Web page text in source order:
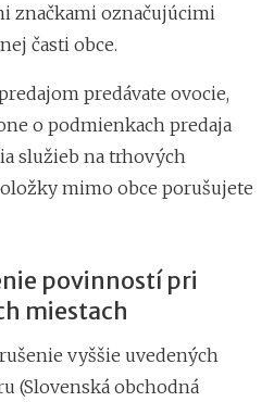
značkami označujúcimi
časti obce.
predávate ovocie,
o podmienkach predaja
služieb na trhových
mimo obce porušujete
povinností pri
miestach
vyššie uvedených
(Slovenská obchodná